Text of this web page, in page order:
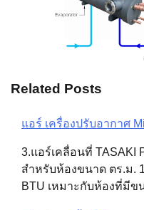
Related Posts
แอร์ เครื่องปรับอากาศ
3.แอร์เคลื่อนที่ TASAKI
สำหรับห้องขนาด ตร.ม.
BTU เหมาะกับห้องที่มีข
navigation